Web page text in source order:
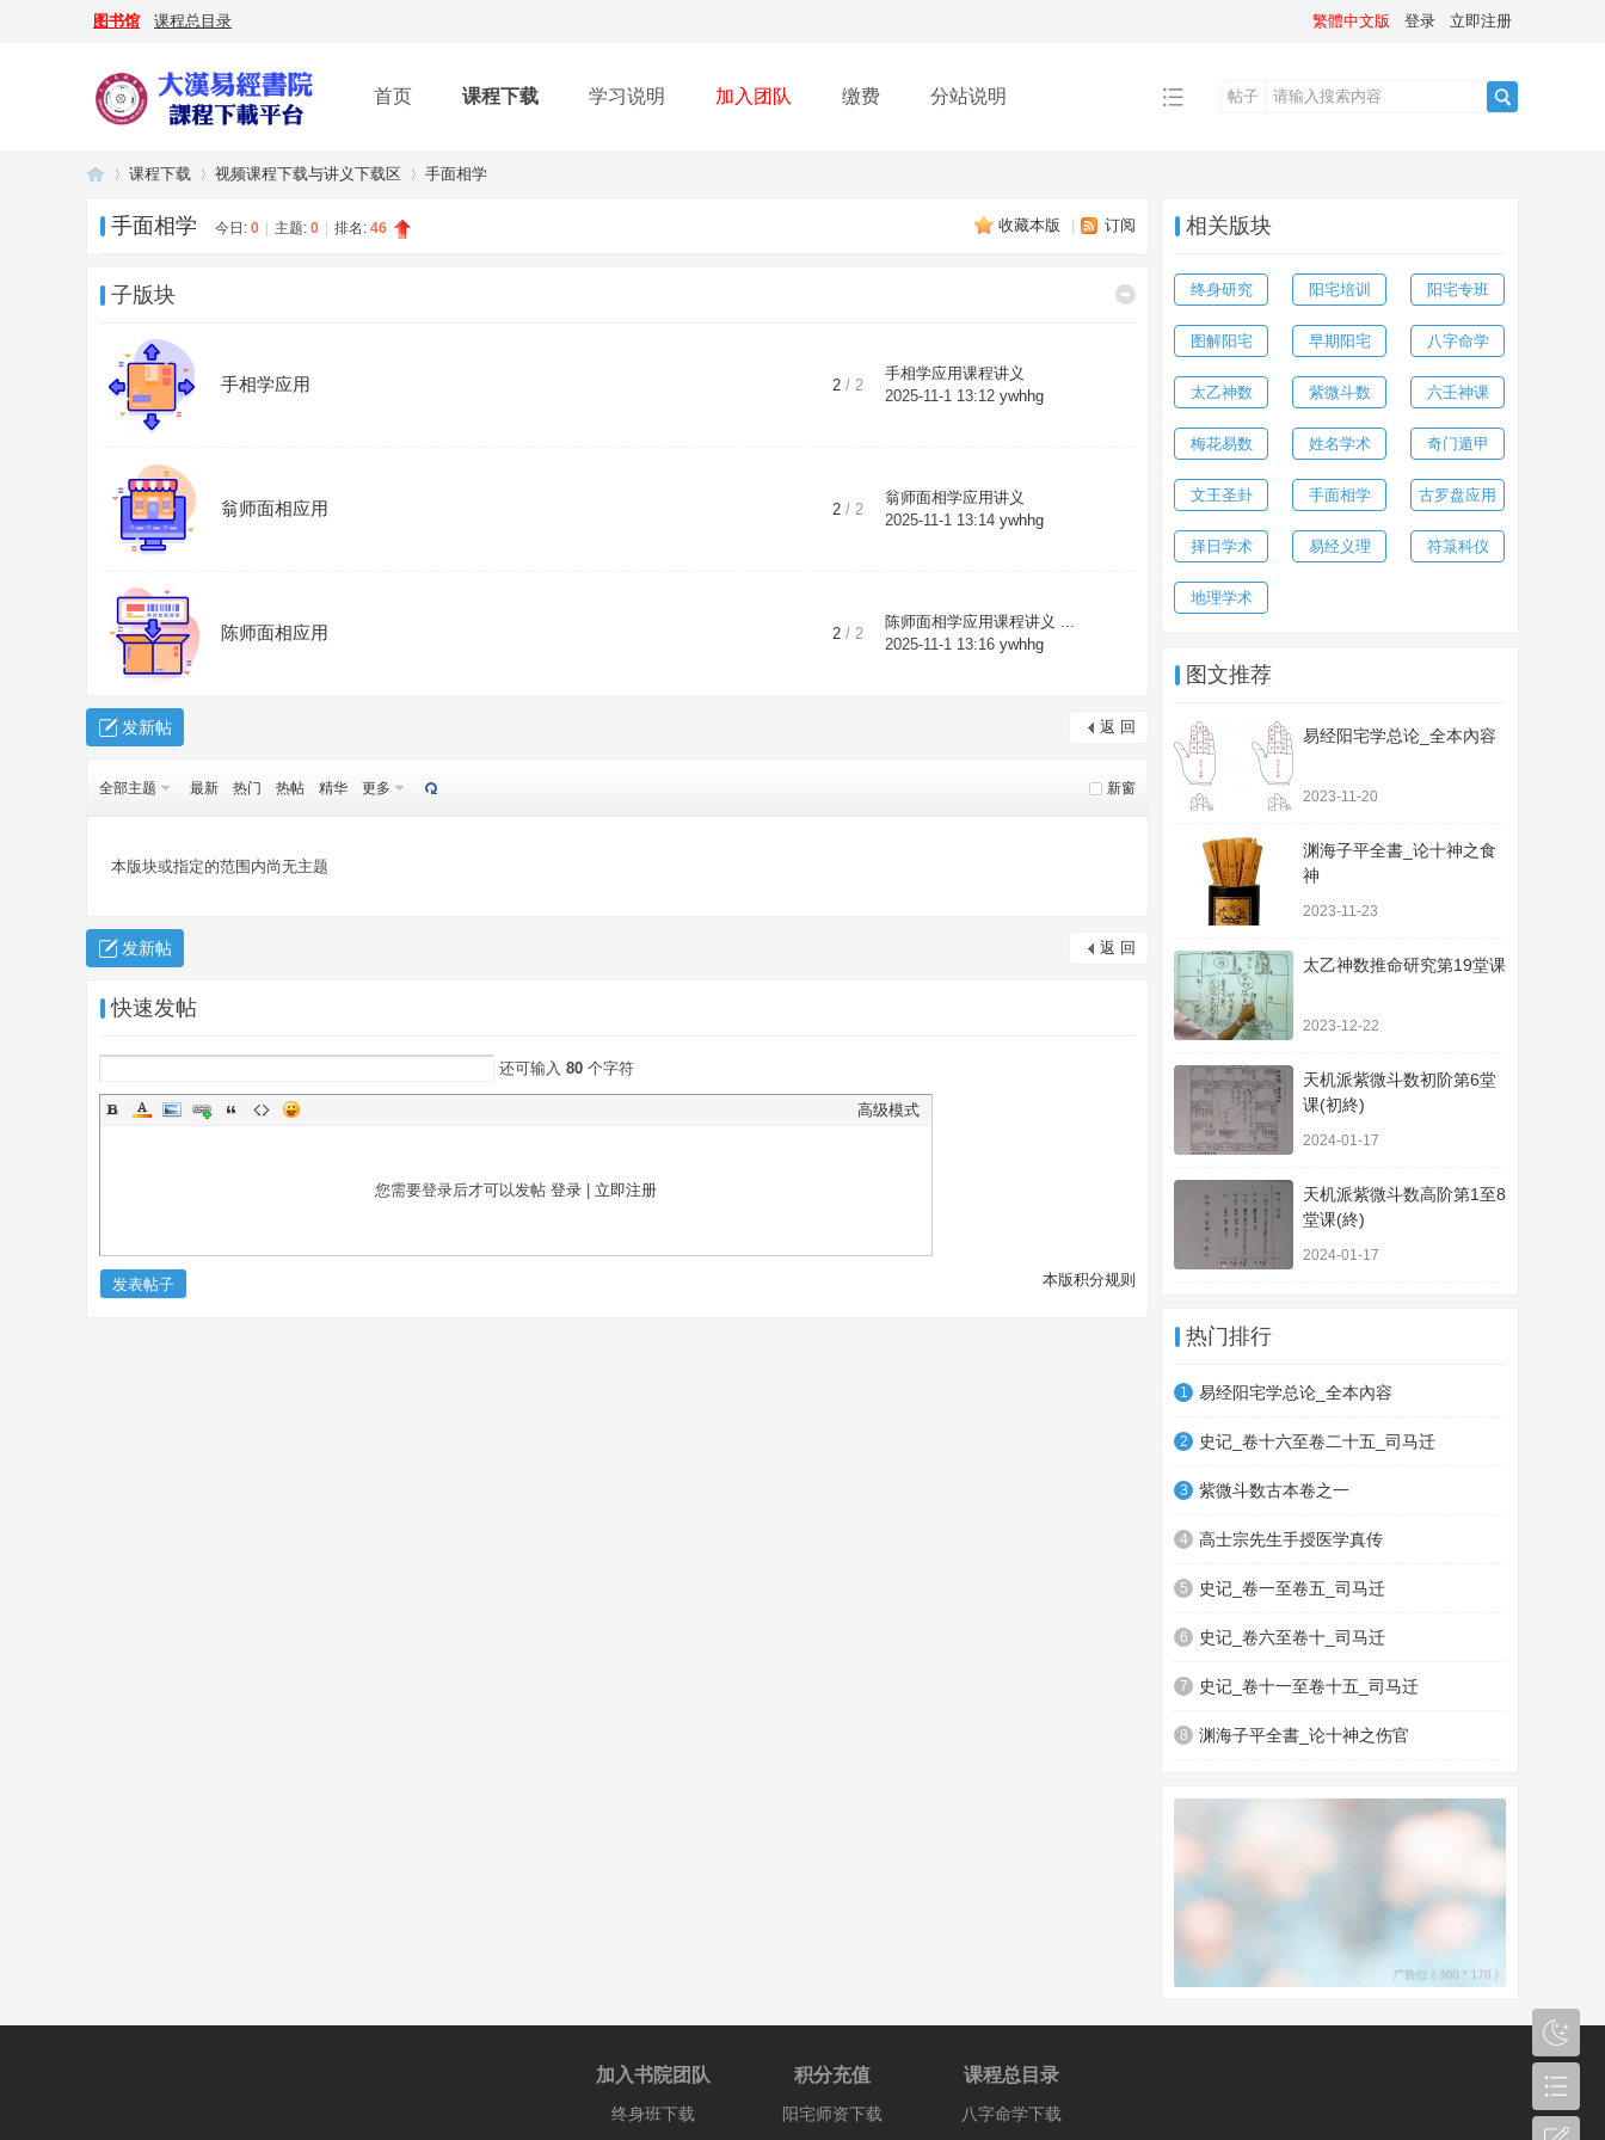
图书馆 课程总目录 繁體中文版 登录 立即注册
首页 课程下载 学习说明 加入团队 缴费 分站说明
帖子
课程下载 视频课程下载与讲义下载区 手面相学
收藏本版 订阅
手面相学 今日: 0 主题: 0 排名: 46
子版块
手相学应用 2 / 2
手相学应用课程讲义
2025-11-1 13:12 ywhhg
翁师面相应用 2 / 2
翁师面相学应用讲义
2025-11-1 13:14 ywhhg
陈师面相应用 2 / 2
陈师面相学应用课程讲义 ...
2025-11-1 13:16 ywhhg
返 回
发新帖
新窗
全部主题 最新 热门 热帖 精华 更多
本版块或指定的范围内尚无主题
返 回
发新帖
快速发帖
还可输入 80 个字符
高级模式
您需要登录后才可以发帖 登录 立即注册
本版积分规则
发表帖子
相关版块
终身研究 阳宅培训 阳宅专班
图解阳宅 早期阳宅 八字命学
太乙神数 紫微斗数 六壬神课
梅花易数 姓名学术 奇门遁甲
文王圣卦 手面相学 古罗盘应用
择日学术 易经义理 符箓科仪
地理学术
图文推荐
易经阳宅学总论_全本內容
2023-11-20
渊海子平全書_论十神之食
神
2023-11-23
太乙神数推命研究第19堂课
2023-12-22
天机派紫微斗数初阶第6堂
课(初終)
2024-01-17
天机派紫微斗数高阶第1至8
堂课(終)
2024-01-17
热门排行
1 易经阳宅学总论_全本內容
2 史记_卷十六至卷二十五_司马迁
3 紫微斗数古本卷之一
4 高士宗先生手授医学真传
5 史记_卷一至卷五_司马迁
6 史记_卷六至卷十_司马迁
7 史记_卷十一至卷十五_司马迁
8 渊海子平全書_论十神之伤官
加入书院团队
终身班下载
积分充值
阳宅师资下载
课程总目录
八字命学下载